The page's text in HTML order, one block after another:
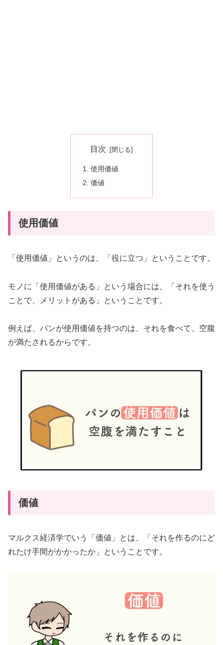
目次
使用価値
価値
使用価値
「使用価値」というのは、「役に立つ」ということです。
モノに「使用価値がある」という場合には、「それを使う
ことで、メリットがある」ということです。
例えば、パンが使用価値を持つのは、それを食べて、空腹
が満たされるからです。
価値
マルクス経済学でいう「価値」とは、「それを作るのにど
れたけ手間がかかったか」ということです。